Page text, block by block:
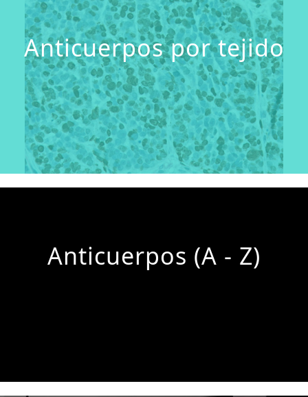
Anticuerpos por tejido
Anticuerpos (A - Z)